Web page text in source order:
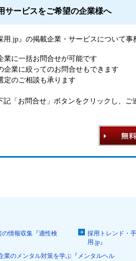
サービスをご希望の企業様へ
用.jp』の掲載企業・サービスについて
業に一括お問合せが可能です
企業に絞ってのお問合せもできます
定のご相談も承ります
記「お問合せ」ボタンをクリックし、
の情報収集『適性検
採用トレンド・
用.jp』
業のメンタル対策を学ぶ『メンタルヘル